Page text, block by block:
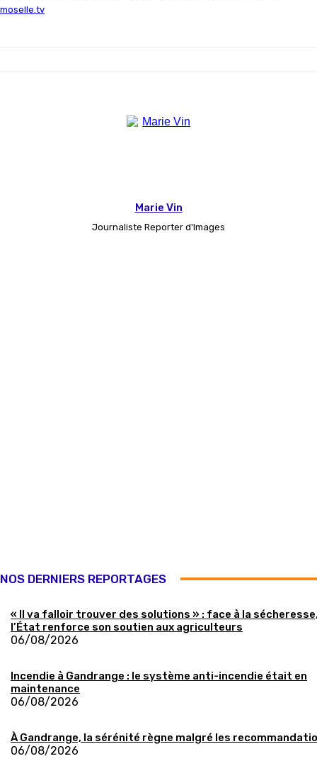
moselle.tv
Marie Vin
Journaliste Reporter d'Images
NOS DERNIERS REPORTAGES
« Il va falloir trouver des solutions » : face à la
l’État renforce son soutien aux agriculteurs
06/08/2026
Incendie à Gandrange : le système anti-incendie était en
maintenance
06/08/2026
À Gandrange, la sérénité règne malgré les
06/08/2026